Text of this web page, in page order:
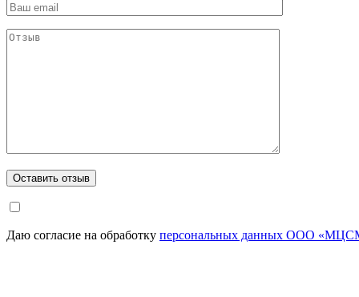
Даю согласие на обработку персональных данных ООО